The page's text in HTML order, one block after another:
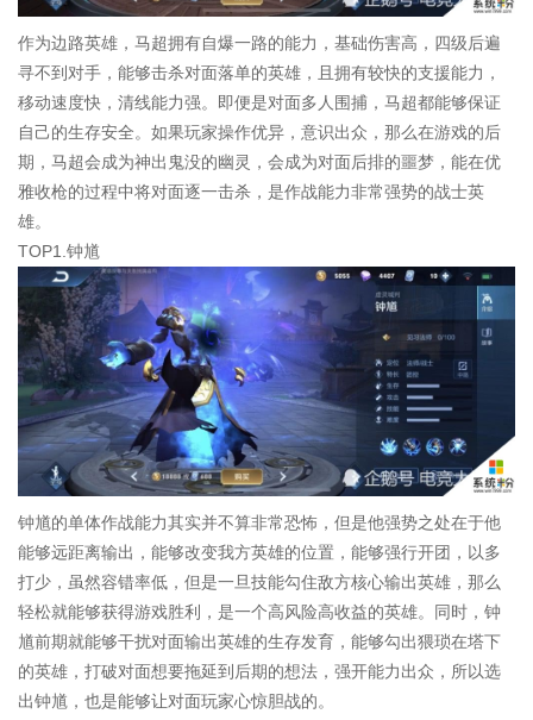
作为边路英雄，马超拥有自爆一路的能力，基础伤害高，四级后遍
寻不到对手，能够击杀对面落单的英雄，且拥有较快的支援能力，
移动速度快，清线能力强。即便是对面多人围捕，马超都能够保证
自己的生存安全。如果玩家操作优异，意识出众，那么在游戏的后
期，马超会成为神出鬼没的幽灵，会成为对面后排的噩梦，能在优
雅收枪的过程中将对面逐一击杀，是作战能力非常强势的战士英
雄。
TOP1.钟馗
钟馗的单体作战能力其实并不算非常恐怖，但是他强势之处在于他
能够远距离输出，能够改变我方英雄的位置，能够强行开团，以多
打少，虽然容错率低，但是一旦技能勾住敌方核心输出英雄，那么
轻松就能够获得游戏胜利，是一个高风险高收益的英雄。同时，钟
馗前期就能够干扰对面输出英雄的生存发育，能够勾出猥琐在塔下
的英雄，打破对面想要拖延到后期的想法，强开能力出众，所以选
出钟馗，也是能够让对面玩家心惊胆战的。